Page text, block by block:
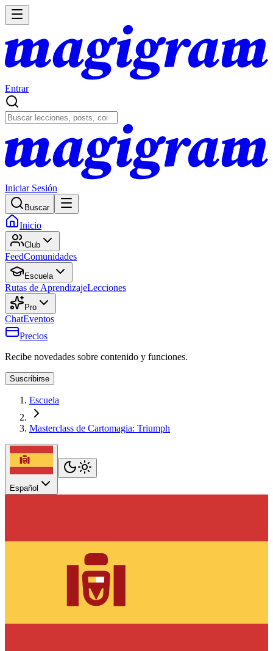
Entrar
Iniciar Sesión
Buscar
Inicio
Club
FeedComunidades
Escuela
Rutas de AprendizajeLecciones
Pro
ChatEventos
Precios
Recibe novedades sobre contenido y funciones.
Suscribirse
Escuela
Masterclass de Cartomagia: Triumph
Español